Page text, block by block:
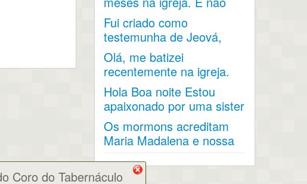
conseguir fazer
nenhuma...
Fui criado como
testemunha de Jeová,
mas agora penso em
fazer parte da...
Olá, me batizei
recentemente na igreja.
Gostaria de saber sobre
a...
Hola Boa noite Estou
apaixonado por uma sister
que já fez missão...
Os mormons acreditam
Maria Madalena e nossa
Coro do Tabernáculo